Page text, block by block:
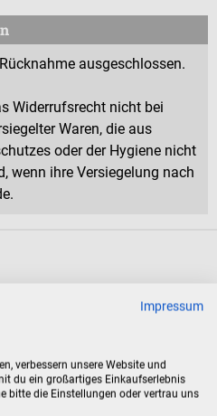
ausgeschlossen.
Widerrufsrecht nicht bei
Waren, die aus
oder der Hygiene nicht
wenn ihre Versiegelung nach
Impressum
verbessern unsere Website und
du ein großartiges Einkaufserlebnis
bitte die Einstellungen oder vertrau uns